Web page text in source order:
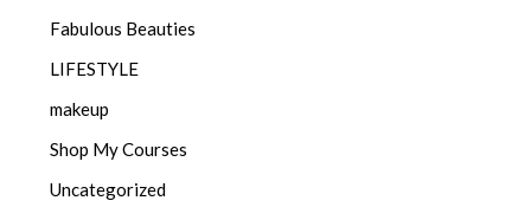
Fabulous Beauties
LIFESTYLE
makeup
Shop My Courses
Uncategorized